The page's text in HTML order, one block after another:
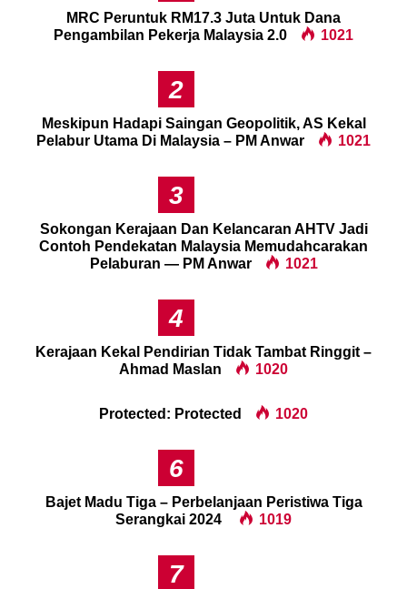
MRC Peruntuk RM17.3 Juta Untuk Dana
Pengambilan Pekerja Malaysia 2.0
1021
2
Meskipun Hadapi Saingan Geopolitik, AS Kekal
Pelabur Utama Di Malaysia – PM Anwar
1021
3
Sokongan Kerajaan Dan Kelancaran AHTV Jadi
Contoh Pendekatan Malaysia Memudahcarakan
Pelaburan — PM Anwar
1021
4
Kerajaan Kekal Pendirian Tidak Tambat Ringgit –
Ahmad Maslan
1020
Protected: Protected 1020
6
Bajet Madu Tiga – Perbelanjaan Peristiwa Tiga
Serangkai 2024
1019
7